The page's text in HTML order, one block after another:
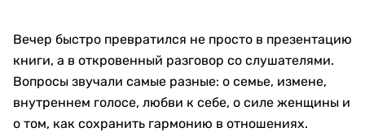
Вечер быстро превратился не просто в презентацию
книги, а в откровенный разговор со слушателями.
Вопросы звучали самые разные: о семье, измене,
внутреннем голосе, любви к себе, о силе женщины и
о том, как сохранить гармонию в отношениях.